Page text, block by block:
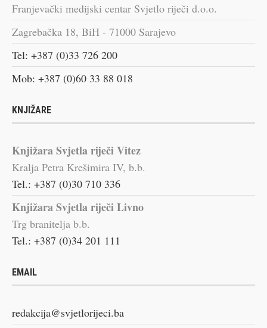
Franjevački medijski centar Svjetlo riječi d.o.o.
Zagrebačka 18, BiH - 71000 Sarajevo
Tel: +387 (0)33 726 200
Mob: +387 (0)60 33 88 018
KNJIŽARE
Knjižara Svjetla riječi Vitez
Kralja Petra Krešimira IV, b.b.
Tel.: +387 (0)30 710 336
Knjižara Svjetla riječi Livno
Trg branitelja b.b.
Tel.: +387 (0)34 201 111
EMAIL
redakcija@svjetlorijeci.ba